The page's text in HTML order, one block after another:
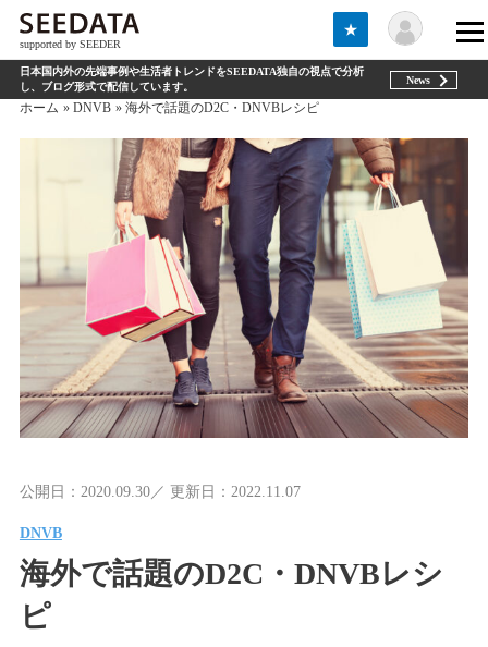
supported by SEEDER
★
日本国内外の先端事例や生活者トレンドをSEEDATA独自の視点で分析
し、ブログ形式で配信しています。
News
ホーム DNVB 海外で話題のD2C・DNVBレシピ
公開日：2020.09.30／ 更新日：2022.11.07
DNVB
海外で話題のD2C・DNVBレシ
ピ